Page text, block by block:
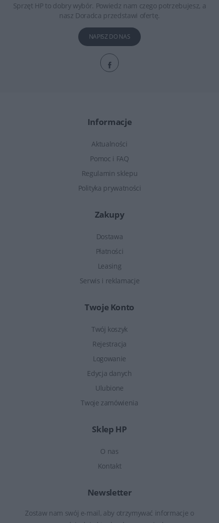
Sprzęt HP to dobry wybór. Powiedz nam czego potrzebujesz, a
nasz Doradca przedstawi ofertę.
NAPISZ DO NAS
Informacje
Aktualności
Pomoc i FAQ
Regulamin sklepu
Polityka prywatności
Zakupy
Dostawa
Płatności
Leasing
Serwis i reklamacje
Twoje Konto
Twój koszyk
Rejestracja
Logowanie
Edycja danych
Ulubione
Twoje zamówienia
Sklep HP
O nas
Kontakt
Newsletter
Zostaw nam swój e-mail, aby otrzymywać informacje o